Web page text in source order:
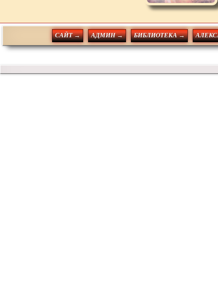
САЙТ → АДМИН → БИБЛИОТЕКА →